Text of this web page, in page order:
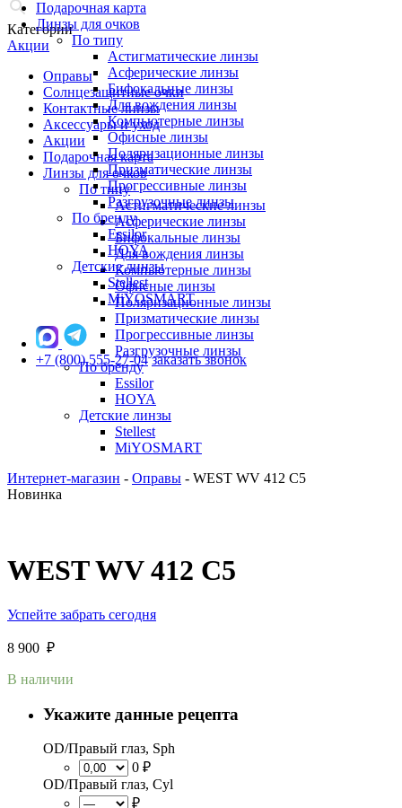
Категории
Акции
Оправы
Солнцезащитные очки
Контактные линзы
Аксессуары и уход
Акции
Подарочная карта
Линзы для очков
По типу
Астигматические линзы
Асферические линзы
Бифокальные линзы
Для вождения линзы
Компьютерные линзы
Офисные линзы
Поляризационные линзы
Призматические линзы
Прогрессивные линзы
Разгрузочные линзы
По бренду
Essilor
HOYA
Детские линзы
Stellest
MiYOSMART
Подарочная карта
Линзы для очков
По типу
Астигматические линзы
Асферические линзы
Бифокальные линзы
Для вождения линзы
Компьютерные линзы
Офисные линзы
Поляризационные линзы
Призматические линзы
Прогрессивные линзы
Разгрузочные линзы
По бренду
Essilor
HOYA
Детские линзы
Stellest
MiYOSMART
+7 (800) 555-27-04 заказать звонок
Интернет-магазин - Оправы - WEST WV 412 C5
Новинка
WEST WV 412 C5
Успейте забрать сегодня
8 900 ₽
В наличии
Укажите данные рецепта
OD/Правый глаз, Sph
0 ₽
OD/Правый глаз, Cyl
₽